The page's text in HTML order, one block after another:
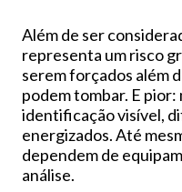
Além de ser
representa um risco
serem forçados além
podem tombar. E
identificação visível,
energizados. Até
dependem de
análise.